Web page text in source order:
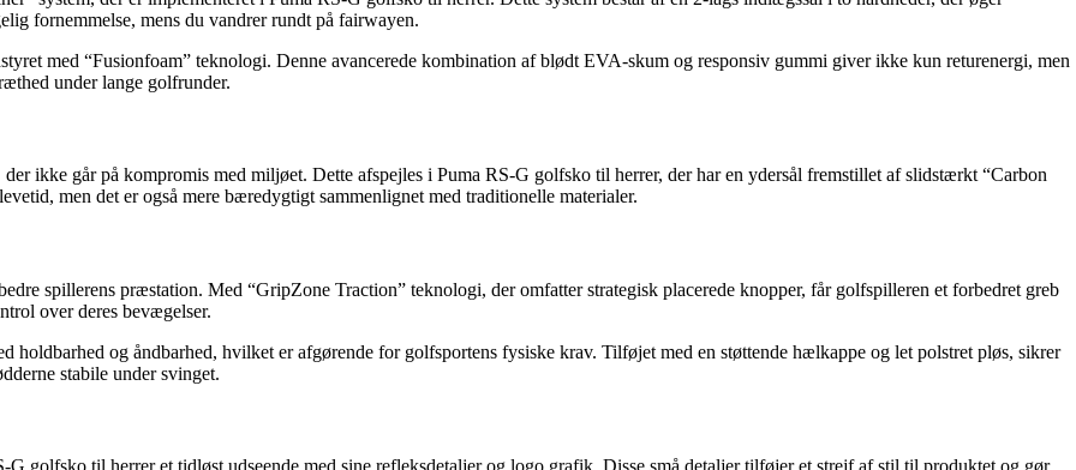
fornemmelse, mens du vandrer rundt på fairwayen.
med “Fusionfoam” teknologi. Denne avancerede kombination af blødt EVA-skum og responsiv gummi giver ikke kun returenergi, men
under lange golfrunder.
ikke går på kompromis med miljøet. Dette afspejles i Puma RS-G golfsko til herrer, der har en ydersål fremstillet af slidstærkt “Carbon
men det er også mere bæredygtigt sammenlignet med traditionelle materialer.
spillerens præstation. Med “GripZone Traction” teknologi, der omfatter strategisk placerede knopper, får golfspilleren et forbedret greb
over deres bevægelser.
og åndbarhed, hvilket er afgørende for golfsportens fysiske krav. Tilføjet med en støttende hælkappe og let polstret pløs, sikrer
stabile under svinget.